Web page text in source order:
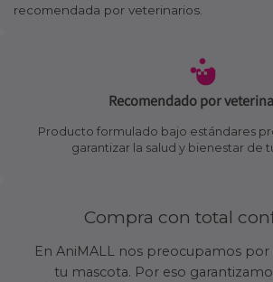
recomendada por veterinarios.
Recomendado por
Producto formulado bajo estándares
garantizar la salud y bienestar de
Compra con total
En AniMALL nos preocupamos por
tu mascota. Por eso